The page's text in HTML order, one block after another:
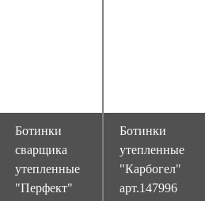
Ботинки
сварщика
утепленные
"Перфект"
Ботинки
утепленные
"Карбогел"
арт.147996